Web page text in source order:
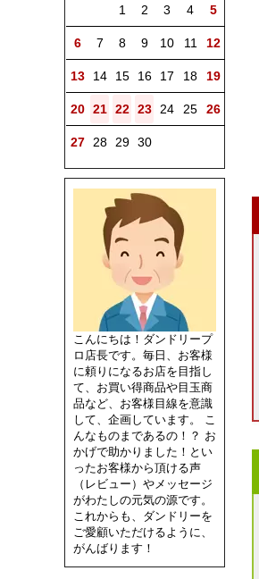
1 2 3 4 5
6 7 8 9 10 11 12
13 14 15 16 17 18 19
20 21 22 23 24 25 26
27 28 29 30
こんにちは！ダンドリープ
ロ店長です。毎日、お客様
に頼りになるお店を目指し
て、お買い得商品や目玉商
品など、お客様目線を意識
して、企画しています。 こ
んなものまであるの！？ お
かげで助かりました！とい
ったお客様から頂ける声
（レビュー）やメッセージ
がわたしの元気の源です。
これからも、ダンドリーを
ご愛顧いただけるように、
がんばります！